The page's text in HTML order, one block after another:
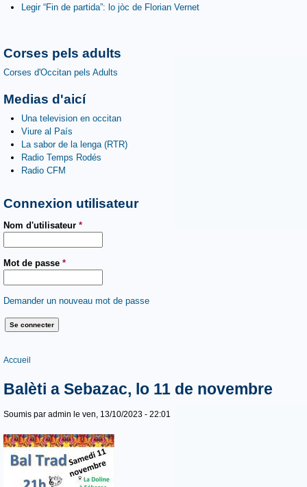
Legir “Fin de partida”: lo jòc de Florian Vernet
Corses pels adults
Corses d'Occitan pels Adults
Medias d'aicí
Una television en occitan
Viure al País
La sabor de la lenga (RTR)
Radio Temps Rodés
Radio CFM
Connexion utilisateur
Nom d'utilisateur *
Mot de passe *
Demander un nouveau mot de passe
Vous êtes ici
Accueil
Balèti a Sebazac, lo 11 de novembre
Soumis par admin le ven, 13/10/2023 - 22:01